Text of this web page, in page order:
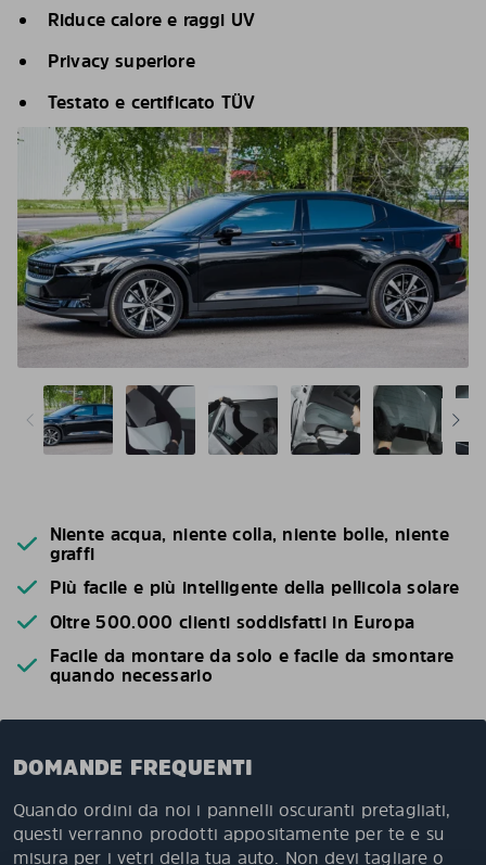
Riduce calore e raggi UV
Privacy superiore
Testato e certificato TÜV
Niente acqua, niente colla, niente bolle, niente
graffi
Più facile e più intelligente della pellicola solare
Oltre 500.000 clienti soddisfatti in Europa
Facile da montare da solo e facile da smontare
quando necessario
DOMANDE FREQUENTI
Quando ordini da noi i pannelli oscuranti pretagliati,
questi verranno prodotti appositamente per te e su
misura per i vetri della tua auto. Non devi tagliare o